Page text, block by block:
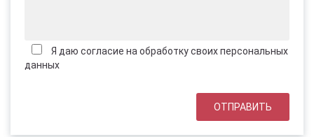
Я даю согласие на обработку своих персональных
данных